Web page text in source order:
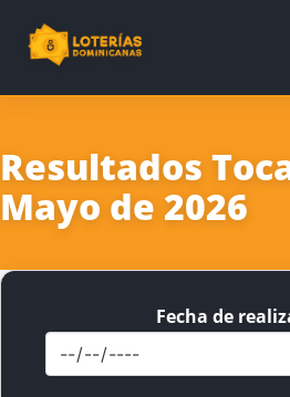
Resultados
Mayo de 2026
Fecha de